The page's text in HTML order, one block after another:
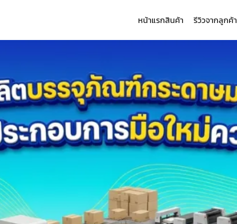
หน้าแรกสินค้า รีวิวจากลูกค้า